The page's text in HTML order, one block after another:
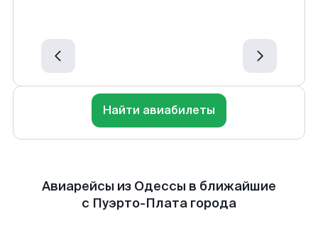
Найти авиабилеты
Авиарейсы из Одессы в ближайшие
с Пуэрто-Плата города